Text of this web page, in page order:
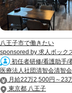
八王子市で働きたい
sponsored by 求人ボック
初任者研修/看護助手/
医療法人社団清智会清智
月給22万2,500円～23
東京都 八王子